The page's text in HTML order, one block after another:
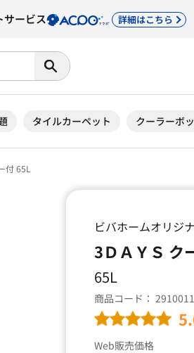
サービス 詳細はこちら
タイルカーペット クーラーボ
付 65L
ビバホームオリジ
3ＤＡＹＳ ク
65L
商品コード：
Web販売価格